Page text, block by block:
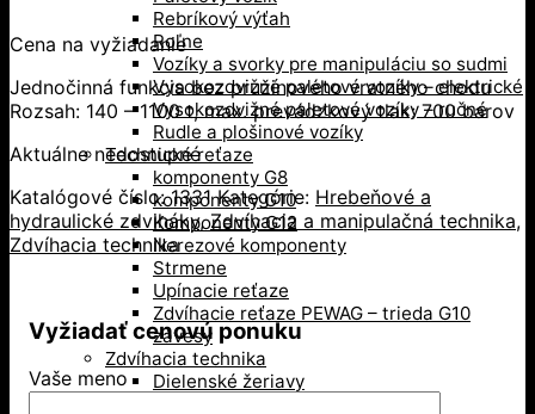
Rebríkový výťah
Roľne
Vozíky a svorky pre manipuláciu so sudmi
Vysokozdvižné paletové vozíky – elektrické
Vysokozdvižné paletové vozíky – ručné
Rudle a plošinové vozíky
Technické reťaze
komponenty G8
komponenty G10
Komponenty G12
Nerezové komponenty
Strmene
Upínacie reťaze
Zdvíhacie reťaze PEWAG – trieda G10
závesy
Zdvíhacia technika
Dielenské žeriavy
Cena na vyžiadanie
Jednočinná funkcia bez pružinového vratného chodu
Rozsah: 140 – 1100 t, max. prevádzkový tlak: 700 barov
Aktuálne nedostupné
Katalógové číslo:1331 Kategórie: Hrebeňové a
hydraulické zdviháky,Zdvíhacia a manipulačná technika,
Zdvíhacia technika
Vyžiadať cenovú ponuku
Vaše meno